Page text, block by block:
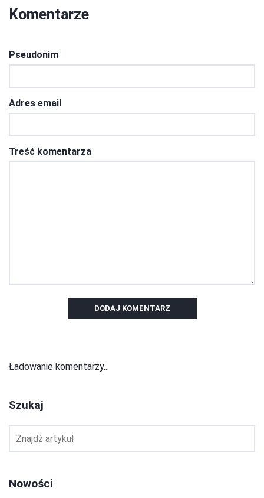
Komentarze
Pseudonim
Adres email
Treść komentarza
DODAJ KOMENTARZ
Ładowanie komentarzy...
Szukaj
Nowości